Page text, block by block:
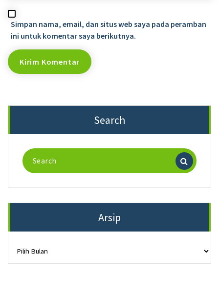
Simpan nama, email, dan situs web saya pada peramban
ini untuk komentar saya berikutnya.
Search
Search
for:
Arsip